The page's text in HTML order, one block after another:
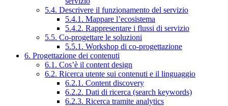
5.4. Descrivere il funzionamento del servizio
5.4.1. Mappare l’ecosistema
5.4.2. Rappresentare i flussi di servizio
5.5. Co-progettare le soluzioni
5.5.1. Workshop di co-progettazione
6. Progettazione dei contenuti
6.1. Cos’è il content design
6.2. Ricerca utente sui contenuti e il linguaggio
6.2.1. Content discovery
6.2.2. Dati di ricerca (search keywords)
6.2.3. Ricerca tramite analytics